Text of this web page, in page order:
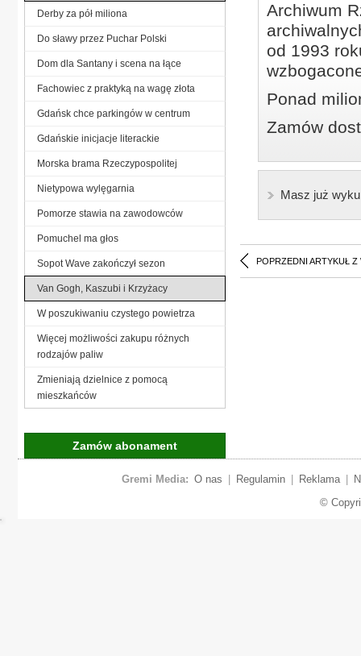
Archiwum
od 1993
Ponad
Zamów
Masz już
POPRZEDNI ARTYKUŁ Z
Derby za pół miliona
Do sławy przez Puchar Polski
Dom dla Santany i scena na łące
Fachowiec z praktyką na wagę złota
Gdańsk chce parkingów w centrum
Gdańskie inicjacje literackie
Morska brama Rzeczypospolitej
Nietypowa wylęgarnia
Pomorze stawia na zawodowców
Pomuchel ma głos
Sopot Wave zakończył sezon
Van Gogh, Kaszubi i Krzyżacy
W poszukiwaniu czystego powietrza
Więcej możliwości zakupu różnych
rodzajów paliw
Zmieniają dzielnice z pomocą
mieszkańców
Zamów abonament
Gremi Media: O nas Regulamin Reklama
©